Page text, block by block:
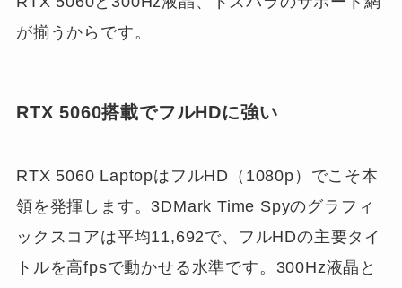
が揃うからです。
RTX 5060搭載でフルHDに強い
RTX 5060 LaptopはフルHD（1080p）でこそ本
領を発揮します。3DMark Time Spyのグラフィ
ックスコアは平均11,692で、フルHDの主要タイ
トルを高fpsで動かせる水準です。300Hz液晶と